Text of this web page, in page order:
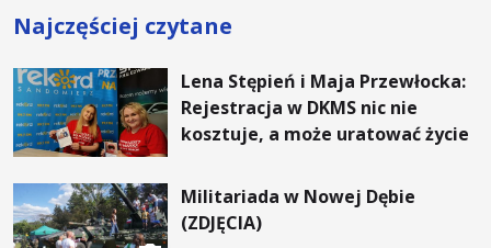
Najczęściej czytane
Lena Stępień i Maja Przewłocka:
Rejestracja w DKMS nic nie
kosztuje, a może uratować życie
Militariada w Nowej Dębie
(ZDJĘCIA)